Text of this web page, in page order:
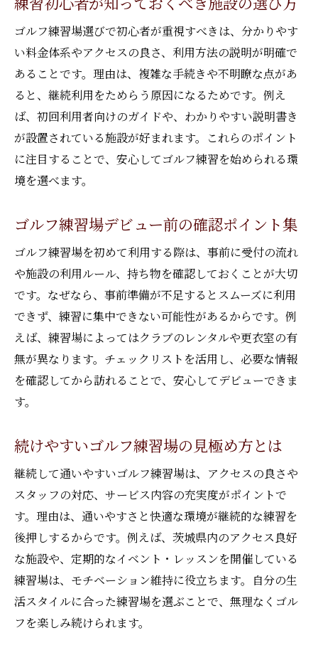
ゴルフ練習場選びで初心者が重視すべきは、分かりやす
い料金体系やアクセスの良さ、利用方法の説明が明確で
あることです。理由は、複雑な手続きや不明瞭な点があ
ると、継続利用をためらう原因になるためです。例え
ば、初回利用者向けのガイドや、わかりやすい説明書き
が設置されている施設が好まれます。これらのポイント
に注目することで、安心してゴルフ練習を始められる環
境を選べます。
ゴルフ練習場デビュー前の確認ポイント集
ゴルフ練習場を初めて利用する際は、事前に受付の流れ
や施設の利用ルール、持ち物を確認しておくことが大切
です。なぜなら、事前準備が不足するとスムーズに利用
できず、練習に集中できない可能性があるからです。例
えば、練習場によってはクラブのレンタルや更衣室の有
無が異なります。チェックリストを活用し、必要な情報
を確認してから訪れることで、安心してデビューできま
す。
続けやすいゴルフ練習場の見極め方とは
継続して通いやすいゴルフ練習場は、アクセスの良さや
スタッフの対応、サービス内容の充実度がポイントで
す。理由は、通いやすさと快適な環境が継続的な練習を
後押しするからです。例えば、茨城県内のアクセス良好
な施設や、定期的なイベント・レッスンを開催している
練習場は、モチベーション維持に役立ちます。自分の生
活スタイルに合った練習場を選ぶことで、無理なくゴル
フを楽しみ続けられます。